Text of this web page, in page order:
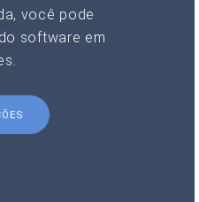
você pode
software em